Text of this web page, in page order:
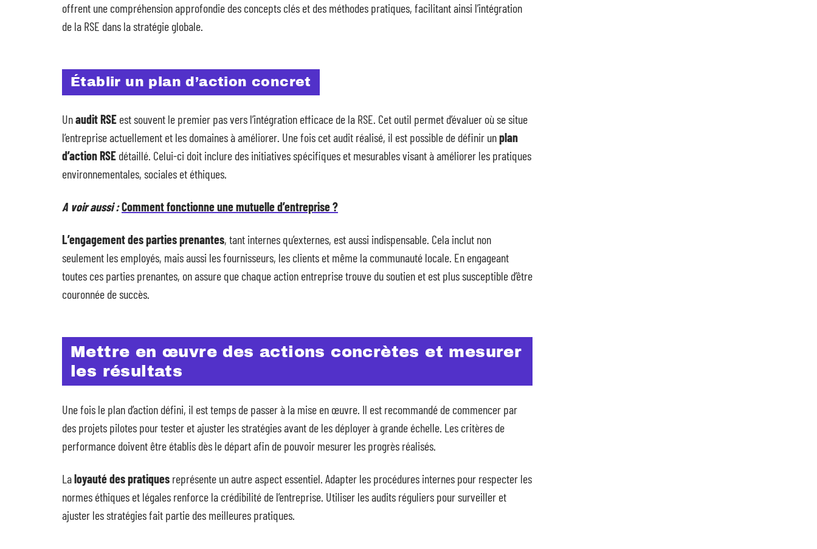
offrent une compréhension approfondie des concepts clés et des méthodes pratiques, facilitant ainsi l’intégration
de la RSE dans la stratégie globale.
Établir un plan d’action concret
Unaudit RSE est souvent le premier pas vers l’intégration efficace de la RSE. Cet outil permet d’évaluer où se situe
l’entreprise actuellement et les domaines à améliorer. Une fois cet audit réalisé, il est possible de définir unplan
d’action RSE détaillé. Celui-ci doit inclure des initiatives spécifiques et mesurables visant à améliorer les pratiques
environnementales, sociales et éthiques.
A voir aussi :Comment fonctionne une mutuelle d’entreprise ?
L’engagement des parties prenantes, tant internes qu’externes, est aussi indispensable. Cela inclut non
seulement les employés, mais aussi les fournisseurs, les clients et même la communauté locale. En engageant
toutes ces parties prenantes, on assure que chaque action entreprise trouve du soutien et est plus susceptible d’être
couronnée de succès.
Mettre en œuvre des actions concrètes et mesurer
les résultats
Une fois le plan d’action défini, il est temps de passer à la mise en œuvre. Il est recommandé de commencer par
des projets pilotes pour tester et ajuster les stratégies avant de les déployer à grande échelle. Les critères de
performance doivent être établis dès le départ afin de pouvoir mesurer les progrès réalisés.
Laloyauté des pratiques représente un autre aspect essentiel. Adapter les procédures internes pour respecter les
normes éthiques et légales renforce la crédibilité de l’entreprise. Utiliser les audits réguliers pour surveiller et
ajuster les stratégies fait partie des meilleures pratiques.